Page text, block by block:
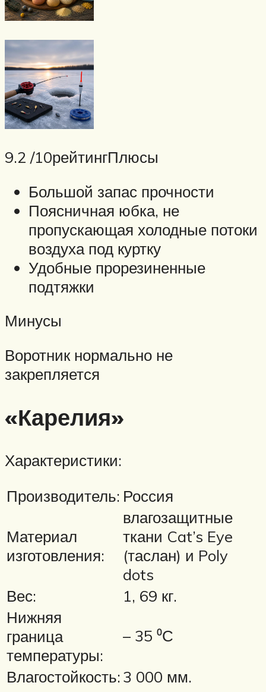
9.2 /10рейтингПлюсы
Большой запас прочности
Поясничная юбка, не
пропускающая холодные потоки
воздуха под куртку
Удобные прорезиненные
подтяжки
Минусы
Воротник нормально не
закрепляется
«Карелия»
Характеристики:
Производитель: Россия
Материал
изготовления:
влагозащитные
ткани Cat’s Eye
(таслан) и Poly
dots
Вес:
1, 69 кг.
Нижняя
граница
температуры:
– 35 ⁰С
Влагостойкость: 3 000 мм.